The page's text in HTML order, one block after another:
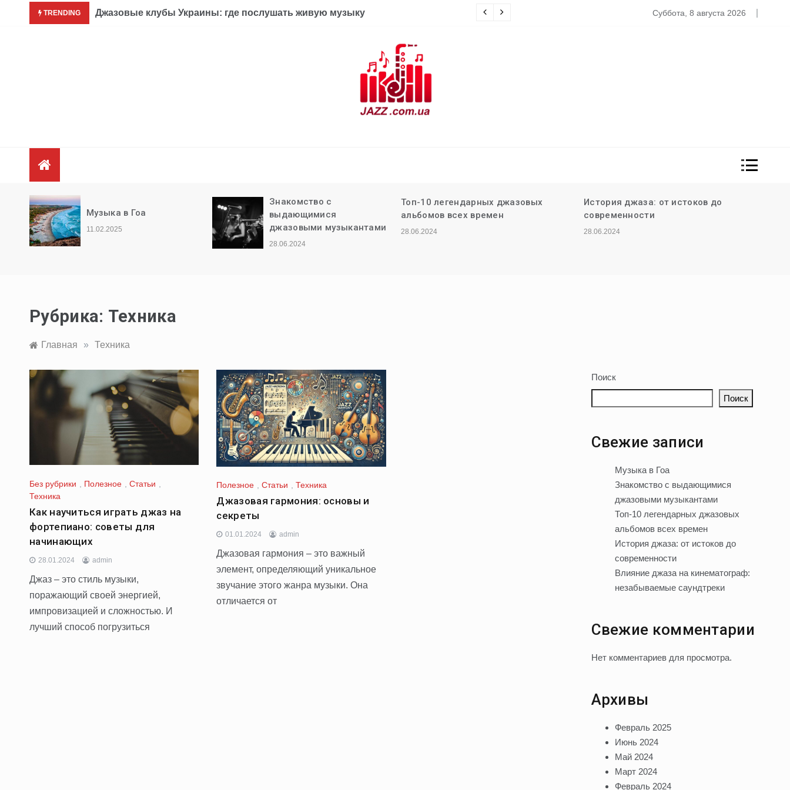
TRENDING Джазовые клубы Украины: где послушать живую музыку История джаза: от истоков до современности
Суббота, 8 августа 2026
Музыка в Гоа
11.02.2025
Знакомство с
выдающимися
джазовыми музыкантами
28.06.2024
Топ-10 легендарных джазовых
альбомов всех времен
28.06.2024
История джаза: от истоков до
современности
28.06.2024
Рубрика: Техника
Главная » Техника
Без рубрики Полезное Статьи
Техника
Как научиться играть джаз на
фортепиано: советы для
начинающих
28.01.2024 admin
Джаз – это стиль музыки,
поражающий своей энергией,
импровизацией и сложностью. И
лучший способ погрузиться
Полезное ,Статьи ,Техника
Джазовая гармония: основы и
секреты
01.01.2024 admin
Джазовая гармония – это важный
элемент, определяющий уникальное
звучание этого жанра музыки. Она
отличается от
Поиск
Поиск
Свежие записи
Музыка в Гоа
Знакомство с выдающимися
джазовыми музыкантами
Топ-10 легендарных джазовых
альбомов всех времен
История джаза: от истоков до
современности
Влияние джаза на кинематограф:
незабываемые саундтреки
Свежие комментарии
Нет комментариев для просмотра.
Архивы
Февраль 2025
Июнь 2024
Май 2024
Март 2024
Февраль 2024